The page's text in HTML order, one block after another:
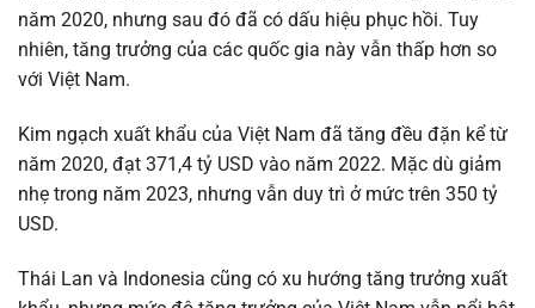
năm 2020, nhưng sau đó đã có dấu hiệu phục hồi. Tuy
nhiên, tăng trưởng của các quốc gia này vẫn thấp hơn so
với Việt Nam.
Kim ngạch xuất khẩu của Việt Nam đã tăng đều đặn kể từ
năm 2020, đạt 371,4 tỷ USD vào năm 2022. Mặc dù giảm
nhẹ trong năm 2023, nhưng vẫn duy trì ở mức trên 350 tỷ
USD.
Thái Lan và Indonesia cũng có xu hướng tăng trưởng xuất